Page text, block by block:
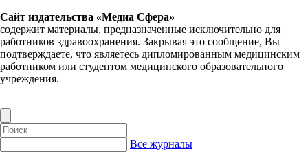
Сайт издательства «Медиа Сфера»
содержит материалы, предназначенные исключительно для
работников здравоохранения. Закрывая это сообщение, Вы
подтверждаете, что являетесь дипломированным медицинским
работником или студентом медицинского образовательного
учреждения.
Все журналы